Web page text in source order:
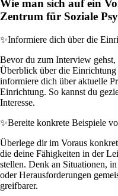
Wie man sich auf ein
Zentrum für Soziale
✨Informiere dich über die
Bevor du zum Interview gehst,
Überblick über die Einrichtung
informiere dich über aktuelle
Einrichtung. So kannst du
Interesse.
✨Bereite konkrete Beispiele
Überlege dir im Voraus
die deine Fähigkeiten in der
stellen. Denk an Situationen,
oder Herausforderungen
greifbarer.